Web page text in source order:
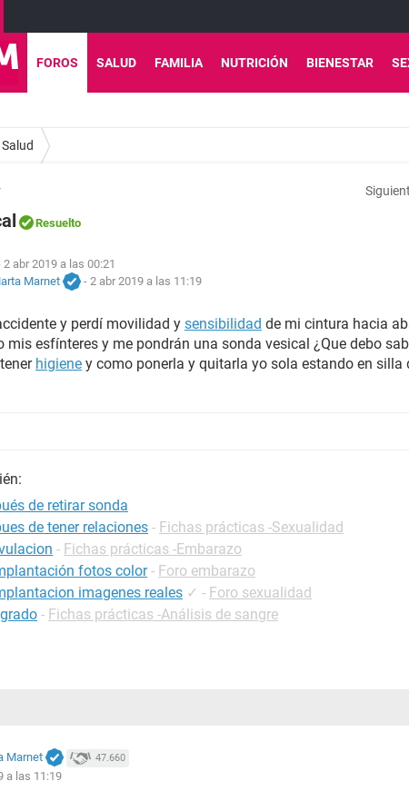
FOROS SALUD FAMILIA NUTRICIÓN BIENESTAR
Salud
Resuelto
2 abr 2019 a las 00:21
Marnet
- 2 abr 2019 a las 11:19
y perdí movilidad y sensibilidad de mi cintura hacia
mis esfínteres y me pondrán una sonda vesical ¿Que debo
higiene y como ponerla y quitarla yo sola estando en silla
de retirar sonda
de tener relaciones - Fichas prácticas -Sexualidad
- Fichas prácticas -Embarazo
fotos color - Foro embarazo
imagenes reales ✓ - Foro sexualidad
- Fichas prácticas -Análisis de sangre
Marnet 47.660
a las 11:19